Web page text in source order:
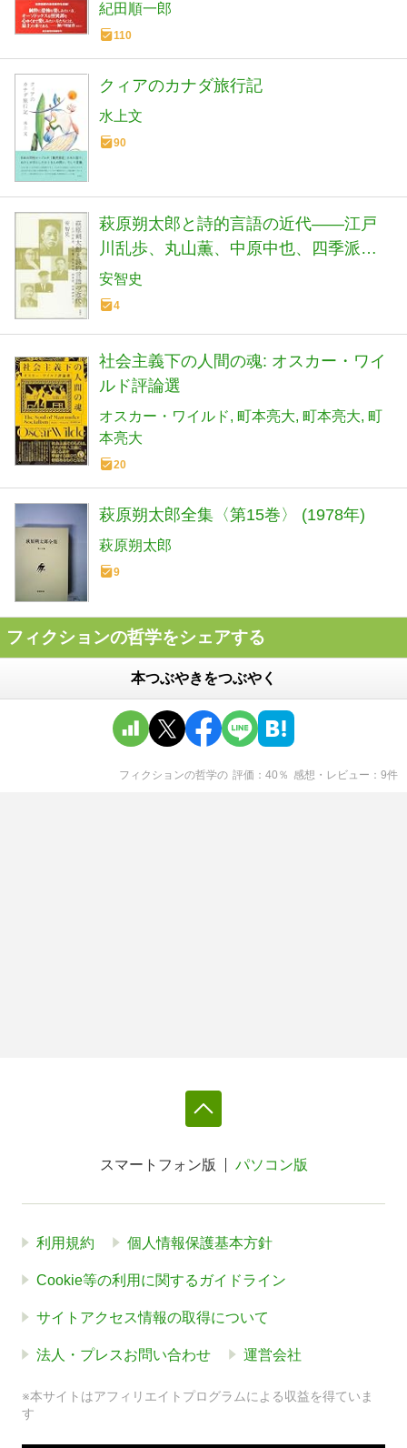
紀田順一郎
110
クィアのカナダ旅行記
水上文
90
萩原朔太郎と詩的言語の近代――江戸
川乱歩、丸山薫、中原中也、四季派、
民衆詩派など
安智史
4
社会主義下の人間の魂: オスカー・ワイ
ルド評論選
オスカー・ワイルド 町本亮大 町本亮大 町
本亮大
20
萩原朔太郎全集〈第15巻〉 (1978年)
萩原朔太郎
9
フィクションの哲学をシェアする
本つぶやきをつぶやく
フィクションの哲学の 評価 40 ％ 感想・レビュー 9件
スマートフォン版 パソコン版
利用規約 個人情報保護基本方針
Cookie等の利用に関するガイドライン
サイトアクセス情報の取得について
法人・プレスお問い合わせ 運営会社
※本サイトはアフィリエイトプログラムによる収益を得ていま
す